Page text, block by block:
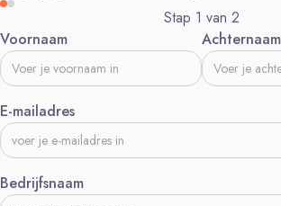
Stap 1 van 2
Voornaam
Achternaam
E-mailadres
Bedrijfsnaam